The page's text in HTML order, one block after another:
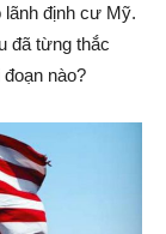
lãnh định cư Mỹ.
đã từng thắc
nào?